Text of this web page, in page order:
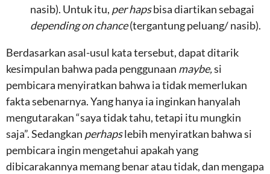
nasib). Untuk itu, per hapsbisa diartikan sebagai
depending on chance(tergantung peluang/ nasib).
Berdasarkan asal-usul kata tersebut, dapat ditarik
kesimpulan bahwa pada penggunaan maybe,si
pembicara menyiratkan bahwa ia tidak memerlukan
fakta sebenarnya. Yang hanya ia inginkan hanyalah
mengutarakan “saya tidak tahu, tetapi itu mungkin
saja”. Sedangkan perhapslebih menyiratkan bahwa si
pembicara ingin mengetahui apakah yang
dibicarakannya memang benar atau tidak, dan mengapa